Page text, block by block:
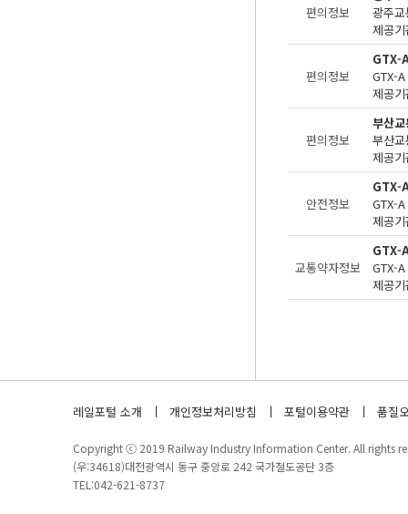
편의정보
제공
편의정보
GTX-
제공
편의정보
부산
제공
안전정보
GTX-
제공
교통약자정보
GTX-
제공
레일포털 소개 개인정보처리방침 포털이용약관 품질
Copyright ⓒ 2019 Railway Industry Information Center. All rights
(우:34618)대전광역시 동구 중앙로 242 국가철도공단 3층
TEL:042-621-8737